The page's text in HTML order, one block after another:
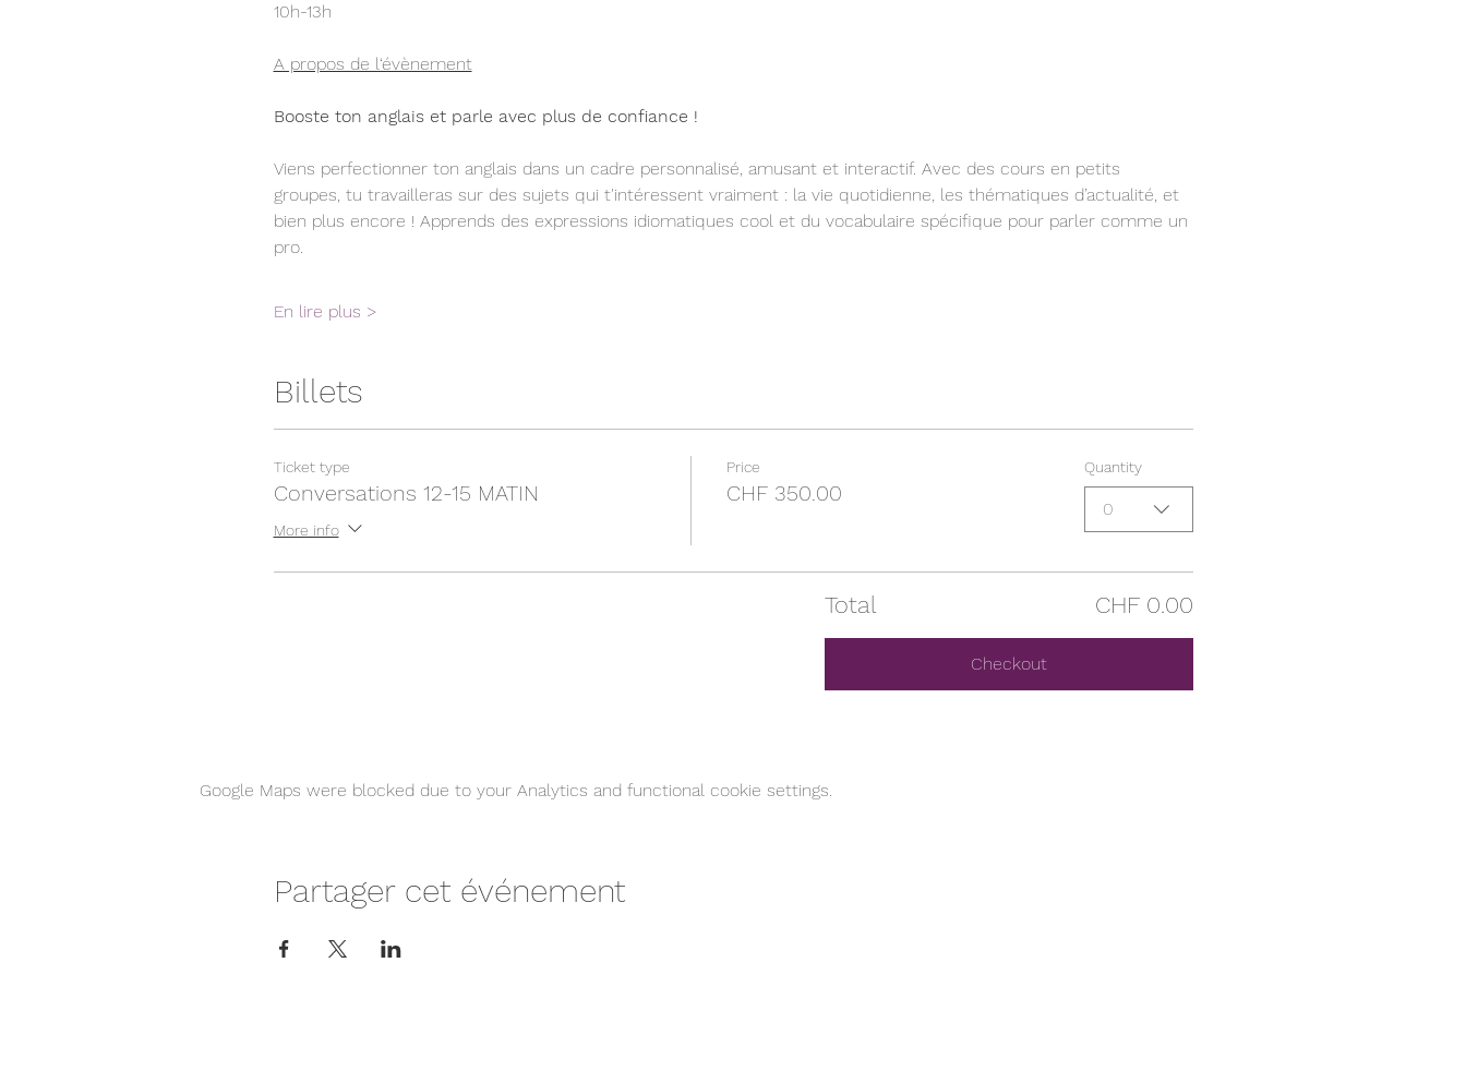
10h-13h
A propos de l‘évènement
Booste ton anglais et parle avec plus de confiance !
Viens perfectionner ton anglais dans un cadre personnalisé, amusant et interactif. Avec des cours en petits
groupes, tu travailleras sur des sujets qui t'intéressent vraiment : la vie quotidienne, les thématiques d’actualité, et
bien plus encore ! Apprends des expressions idiomatiques cool et du vocabulaire spécifique pour parler comme un
pro.
En lire plus >
Billets
Ticket type
Conversations 12-15 MATIN
More info
Price
CHF 350.00
Quantity
0
Total CHF 0.00
Checkout
Google Maps were blocked due to your Analytics and functional cookie settings.
Partager cet événement